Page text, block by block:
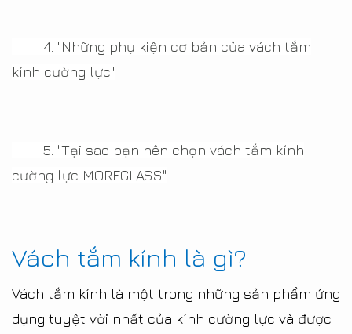
4. "Những phụ kiện cơ bản của vách tắm
kính cường lực"
5. "Tại sao bạn nên chọn vách tắm kính
cường lực MOREGLASS"
Vách tắm kính là gì?
Vách tắm kính là một trong những sản phẩm ứng
dụng tuyệt vời nhất của kính cường lực và được